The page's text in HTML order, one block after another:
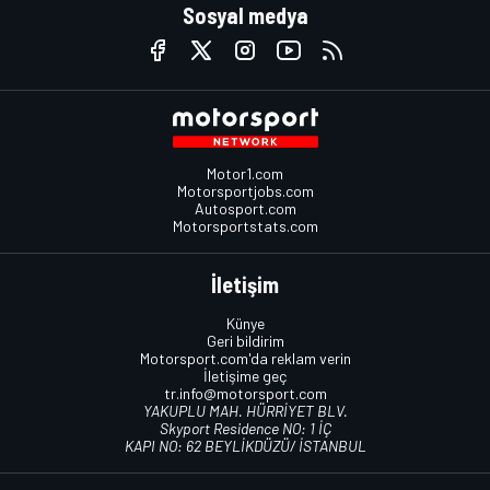
Sosyal medya
Motor1.com
Motorsportjobs.com
Autosport.com
Motorsportstats.com
İletişim
Künye
Geri bildirim
Motorsport.com'da reklam verin
İletişime geç
tr.info@motorsport.com
YAKUPLU MAH. HÜRRİYET BLV.
Skyport Residence NO: 1 İÇ
KAPI NO: 62 BEYLİKDÜZÜ/ İSTANBUL